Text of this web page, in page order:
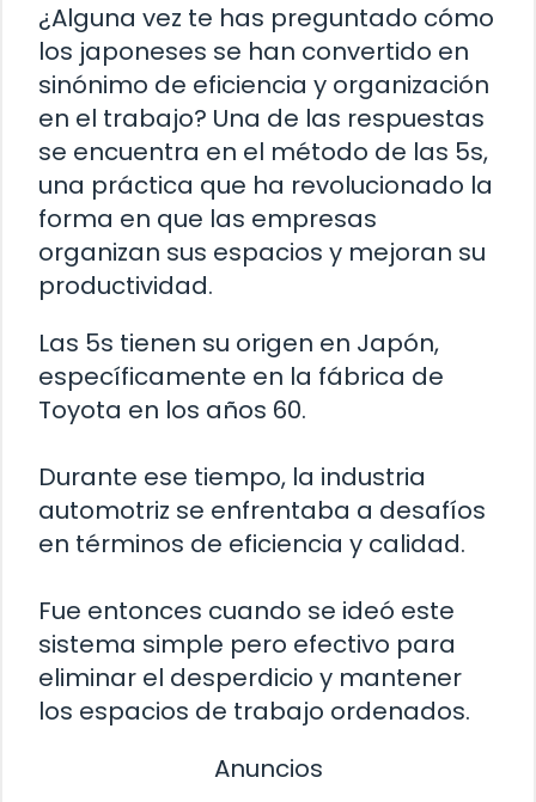
¿Alguna vez te has preguntado cómo
los japoneses se han convertido en
sinónimo de eficiencia y organización
en el trabajo? Una de las respuestas
se encuentra en el método de las 5s,
una práctica que ha revolucionado la
forma en que las empresas
organizan sus espacios y mejoran su
productividad.
Las 5s tienen su origen en Japón,
específicamente en la fábrica de
Toyota en los años 60.
Durante ese tiempo, la industria
automotriz se enfrentaba a desafíos
en términos de eficiencia y calidad.
Fue entonces cuando se ideó este
sistema simple pero efectivo para
eliminar el desperdicio y mantener
los espacios de trabajo ordenados.
Anuncios